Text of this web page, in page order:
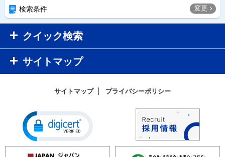
検索条件 変更
クイック検索
サイトマップ
サイトマップ プライバシーポリシー